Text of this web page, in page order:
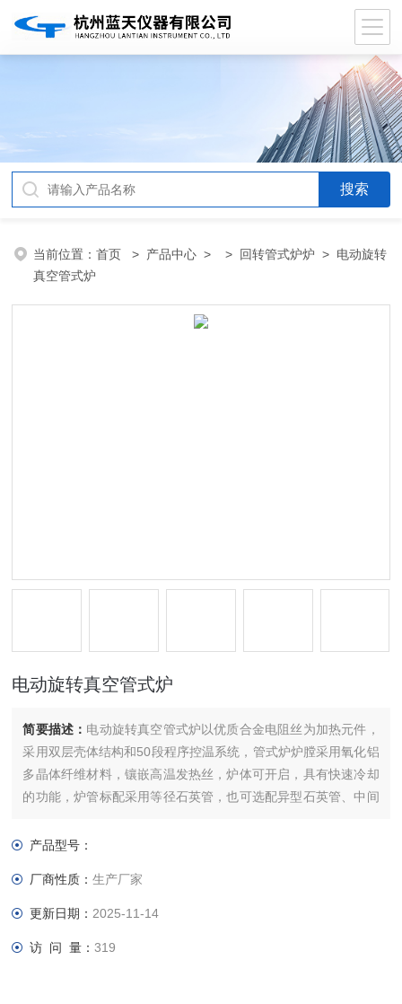
当前位置：首页 > 产品中心 > > 回转管式炉炉 > 电动旋转
真空管式炉
电动旋转真空管式炉
简要描述： 电动旋转真空管式炉以优质合金电阻丝为加热元件，
采用双层壳体结构和50段程序控温系统，管式炉炉膛采用氧化铝
多晶体纤维材料，镶嵌高温发热丝，炉体可开启，具有快速冷却
的功能，炉管标配采用等径石英管，也可选配异型石英管、中间
流量计控制进气流量；可多路气体混合；该炉具有炉体可开启，
等优点
产品型号：
厂商性质：生产厂家
更新日期： 2025-11-14
访 问 量：319